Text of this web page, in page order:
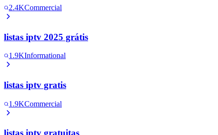
2.4KCommercial
listas iptv 2025 grátis
1.9KInformational
listas iptv gratis
1.9KCommercial